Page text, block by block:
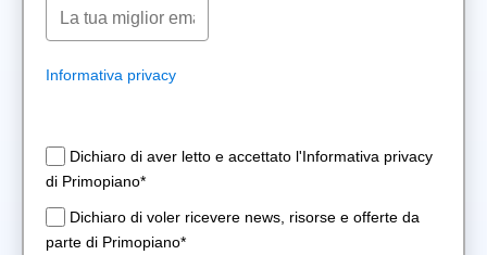
Informativa privacy
Dichiaro di aver letto e accettato l'Informativa privacy
di Primopiano*
Dichiaro di voler ricevere news, risorse e offerte da
parte di Primopiano*